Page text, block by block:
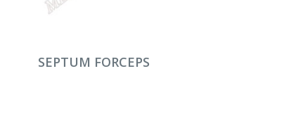
DEVAMINI OKU
SEPTUM FORCEPS